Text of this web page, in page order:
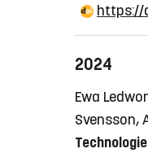
https://
2024
Ewa
Svensson,